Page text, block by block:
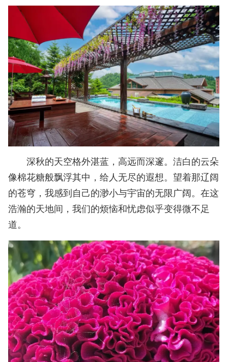
深秋的天空格外湛蓝，高远而深邃。洁白的云朵
像棉花糖般飘浮其中，给人无尽的遐想。望着那辽阔
的苍穹，我感到自己的渺小与宇宙的无限广阔。在这
浩瀚的天地间，我们的烦恼和忧虑似乎变得微不足
道。